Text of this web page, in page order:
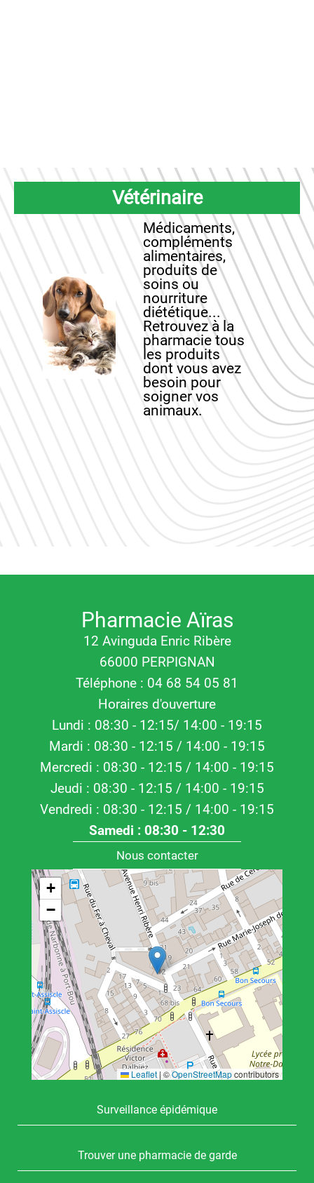
Vétérinaire
Médicaments,
compléments
alimentaires,
produits de
soins ou
nourriture
diététique...
Retrouvez à la
pharmacie tous
les produits
dont vous avez
besoin pour
soigner vos
animaux.
+
−
Leaflet|©OpenStreetMapcontributors
Surveillance épidémique
Trouver une pharmacie de garde
Pharmacie Aïras
12 Avinguda Enric Ribère
66000 PERPIGNAN
Téléphone : 04 68 54 05 81
Horaires d'ouverture
Lundi : 08:30 - 12:15/ 14:00 - 19:15
Mardi : 08:30 - 12:15 / 14:00 - 19:15
Mercredi : 08:30 - 12:15 / 14:00 - 19:15
Jeudi : 08:30 - 12:15 / 14:00 - 19:15
Vendredi : 08:30 - 12:15 / 14:00 - 19:15
Samedi : 08:30 - 12:30
Nous contacter